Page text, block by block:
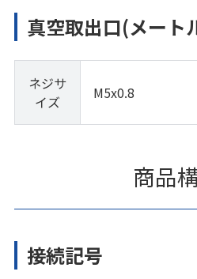
真空取出口(メート
ネジサ
イズ
M5x0.8
商品
接続記号